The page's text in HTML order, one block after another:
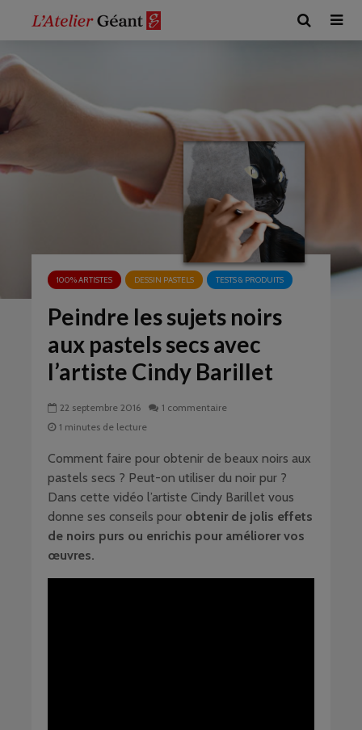
100% ARTISTES DESSIN PASTELS TESTS & PRODUITS
Peindre les sujets noirs
aux pastels secs avec
l’artiste Cindy Barillet
22 septembre 2016
1 commentaire
1 minutes de lecture
Comment faire pour obtenir de beaux noirs aux
pastels secs ? Peut-on utiliser du noir pur ?
Dans cette vidéo l’artiste Cindy Barillet vous
donne ses conseils pour obtenir de jolis effets
de noirs purs ou enrichis pour améliorer vos
œuvres.